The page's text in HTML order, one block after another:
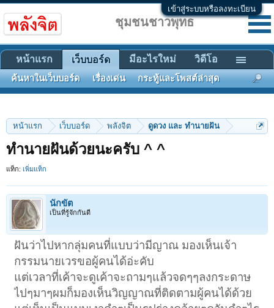
เข้าสู่ระบบหรือลงทะเบียน
หน้าแรก เว็บบอร์ด พลังจิต ดูดวง และ ทำนายฝัน
ทำนายฝันด้วยนะครับ ^ ^
แท็ก: เพิ่มแท็ก
นักขัต
เป็นที่รู้จักกันดี
ฝันว่าไปหากลุ่มคนที่แบบว่ามีญาณ มองเห็นเจ้า
กรรมนายเวรขอผู้คนได้อ่ะคับ
แต่เวลาที่เค้าจะดูเค้าจะถามๆแล้วจดๆๆลงกระดาษ
ไปๆมาๆผมก็มองเห็นวิญญาณที่ติดตามผู้คนได้ด้วย
ชุมชนชาวพุทธ
หน้าแรก เว็บบอร์ด
ค้นหาในเว็บบอร์ด เรื่องเด่น กระทู้และโพสต์ล่าสุด
มีอะไรใหม่ วิดีโอ